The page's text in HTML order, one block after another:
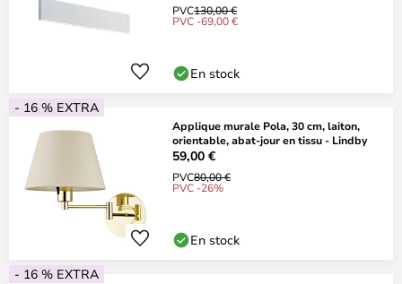
PVC130,00 €
PVC -69,00 €
En stock
- 16 % EXTRA
Applique murale Pola, 30 cm, laiton,
orientable, abat-jour en tissu - Lindby
59,00 €
PVC80,00 €
PVC -26%
En stock
- 16 % EXTRA